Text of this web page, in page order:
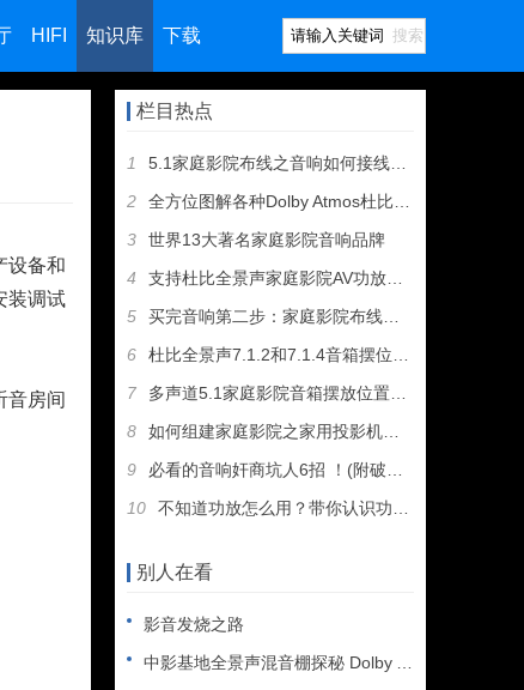
HIFI 知识库 下载 搜索
设备和
装调试
音房间
栏目热点
1
5.1家庭影院布线之音响如何接线（图文教程）
2
全方位图解各种Dolby Atmos杜比全景声音箱摆位方案
3
世界13大著名家庭影院音响品牌
4
支持杜比全景声家庭影院AV功放和音箱推荐
5
买完音响第二步：家庭影院布线及音箱摆位
6
杜比全景声7.1.2和7.1.4音箱摆位有什么区别
7
多声道5.1家庭影院音箱摆放位置建议
8
如何组建家庭影院之家用投影机选购指南
9
必看的音响奸商坑人6招 ！(附破解招式）
10
不知道功放怎么用？带你认识功放机所有接口
别人在看
影音发烧之路
中影基地全景声混音棚探秘 Dolby Atmos探索之旅